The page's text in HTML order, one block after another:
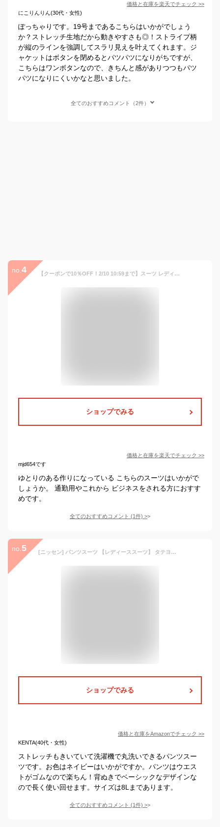
価格と在庫を楽天でチェック >>
にこりんりん(30代・女性)
ぽっちゃりです。19号まであるこちらはいかがでしょう
か？ストレッチ生地だから動きやすさも◎！ストライプ柄
が縦のラインを強調してスラリ見えを叶えてくれます。ジ
ャケットはボタンを閉めるとパツパツになりがちですが、
こちらはワンボタンなので、きちんと感がありつつもパツ
パツになりにくいかなと思いました。
全てのおすすめコメント（2件）
no. 4 【クーポンで10％OFF！2/10 10:59まで】スーツ レディース ビジネス スカート 洗える セミフレア セット オフィス 仕事 通勤 大きいサイズ グラマーサイズ 26号 30号 34号 38号 黒無地 紺 グレーストライプ オフィス ビジネス 通勤 仕事 女性 セットアップ ニッセン nissen
ショップでみる
価格と在庫を楽天でチェック >>
mjd654です
ゆとりのある作りになっている こちらのスーツはいかがで
しょうか。 通勤用やこれから ビジネスをされる方におすす
めです。
全てのおすすめコメント (1件) >
no. 5 [ニッセン] パンツスーツ 【レディーススーツ】 タテヨコストレッチテーラードパンツスーツ（ジャケット＋ストレートパンツ） ネイビー L
ショップでみる
価格と在庫をAmazonでチェック >>
KENTA(40代・女性)
ストレッチもきいていて洗濯機で丸洗いできるパンツスー
ツです。お色はネイビーはいかがですか。パンツはウエス
トがゴムなので楽ちん！背ぬきでベーシックなデザインな
ので長く使い回せます。サイズは8Lまであります。
全てのおすすめコメント (1件) >